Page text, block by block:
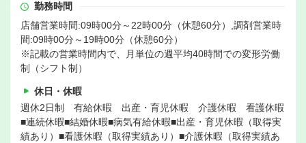
勤務時間
店舗営業時間:09時00分～22時00分（休憩60分）,調剤営業時
間:09時00分～19時00分（休憩60分）
※記載の営業時間内で、月単位の週平均40時間での変形労働
制（シフト制）
休日・休暇
週休2日制 有給休暇 出産・育児休暇 介護休暇 看護休暇
■連続休暇■結婚休暇■病気有給休暇■出産・育児休暇（取得実
績あり）■看護休暇（取得実績あり）■介護休暇（取得実績あ